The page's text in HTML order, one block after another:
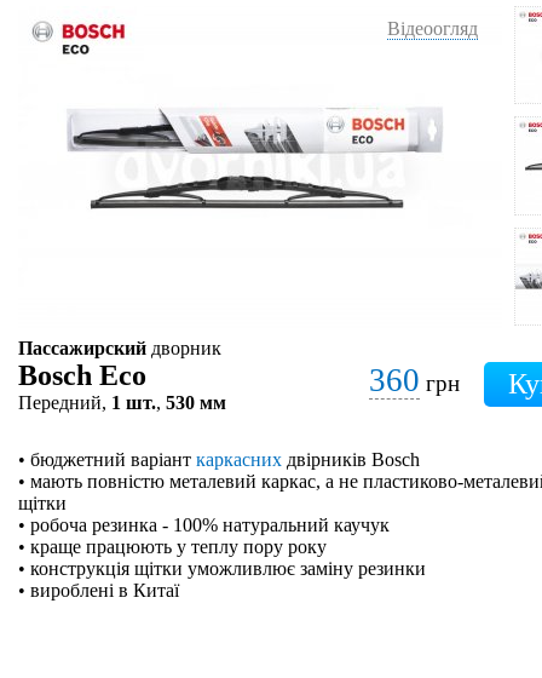
Відеоогляд
Пассажирский дворник
Bosch Eco
Передний, 1 шт., 530 мм
360 грн
• бюджетний варіант каркасних двірників Bosch
• мають повністю металевий каркас, а не пластиково-
щітки
• робоча резинка - 100% натуральний каучук
• краще працюють у теплу пору року
• конструкція щітки уможливлює заміну резинки
• вироблені в Китаї